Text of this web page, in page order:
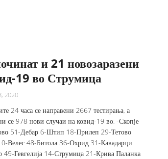
и 21 новозаразени
19 во Струмица
2020
24 часа се направени 2667 тестирања, а
се 978 нови случаи на ковид-19 во: -Скопје
51-Дебар 6-Штип 18-Прилеп 29-Тетово
Велес 48-Битола 36-Охрид 31-Кавадарци
49-Гевгелија 14-Струмица 21-Крива Паланка